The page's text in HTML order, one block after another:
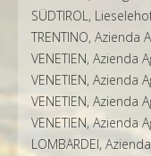
SÜDTIROL,
TRENTINO, Azienda
VENETIEN, Azienda
VENETIEN, Azienda
VENETIEN, Azienda
VENETIEN, Azienda
LOMBARDEI,